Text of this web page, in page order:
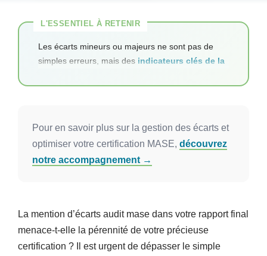
Les écarts mineurs ou majeurs ne sont pas de
simples erreurs, mais des indicateurs clés de la
causes racines via un plan d’actions rigoureux,
assure la validation de votre certification MASE et
renforce concrètement la sécurité de vos équipes.
Pour en savoir plus sur la gestion des écarts et
optimiser votre certification MASE,découvrez
notre accompagnement →
La mention d’écarts audit mase dans votre rapport final
menace-t-elle la pérennité de votre précieuse
certification ? Il est urgent de dépasser le simple